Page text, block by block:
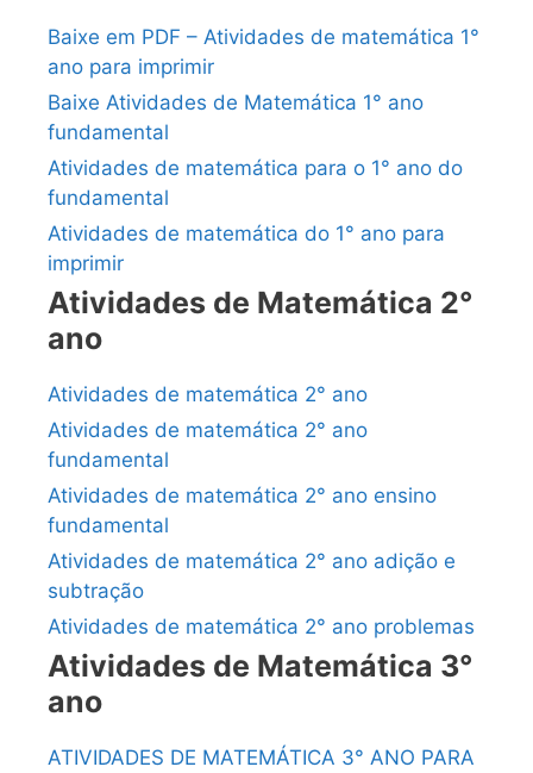
Baixe em PDF – Atividades de matemática 1°
ano para imprimir
Baixe Atividades de Matemática 1° ano
fundamental
Atividades de matemática para o 1° ano do
fundamental
Atividades de matemática do 1° ano para
imprimir
Atividades de Matemática 2°
ano
Atividades de matemática 2° ano
Atividades de matemática 2° ano
fundamental
Atividades de matemática 2° ano ensino
fundamental
Atividades de matemática 2° ano adição e
subtração
Atividades de matemática 2° ano problemas
Atividades de Matemática 3°
ano
ATIVIDADES DE MATEMÁTICA 3° ANO PARA